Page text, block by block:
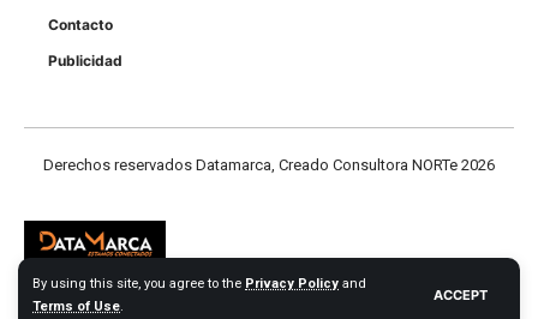
By using this site, you agree to the Privacy Policy and
Terms of Use.
ACCEPT
Contacto
Publicidad
Derechos reservados Datamarca, Creado Consultora NORTe 2026
Derechos reservados Datamarca.com 2026 - Consultora NORTE Web